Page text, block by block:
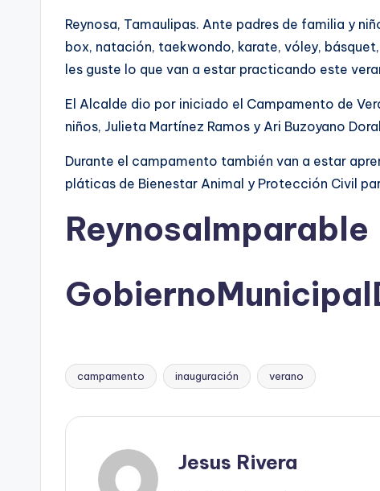
Reynosa, Tamaulipas. Ante padres de familia y
box, natación, taekwondo, karate, vóley,
les guste lo que van a estar practicando este
El Alcalde dio por iniciado el Campamento de
niños, Julieta Martínez Ramos y Ari Buzoyano
Durante el campamento también van a estar
pláticas de Bienestar Animal y Protección Civil
ReynosaImparable
Etiquetas:
campamento inauguración verano
Jesus Rivera